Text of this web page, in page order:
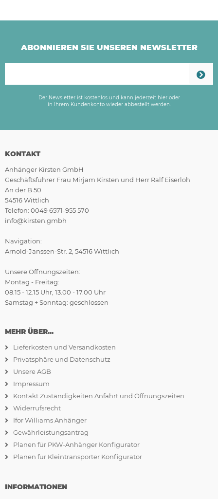
ABONNIEREN SIE UNSEREN NEWSLETTER
Der Newsletter ist kostenlos und kann jederzeit hier oder
in Ihrem Kundenkonto wieder abbestellt werden.
KONTAKT
Anhänger Kirsten GmbH
Geschäftsführer Frau Mirjam Kirsten und Herr Ralf Eiserloh
An der B 50
54516 Wittlich
Telefon: 0049 6571-955 570
info@kirsten.gmbh
Navigation:
Arnold-Janssen-Str. 2, 54516 Wittlich
Unsere Öffnungszeiten:
Montag - Freitag:
08.15 - 12.15 Uhr, 13.00 - 17.00 Uhr
Samstag + Sonntag: geschlossen
MEHR ÜBER...
Lieferkosten und Versandkosten
Privatsphäre und Datenschutz
Unsere AGB
Impressum
Kontakt Zuständigkeiten Anfahrt und Öffnungszeiten
Widerrufsrecht
Ifor Williams Anhänger
Gewährleistungsantrag
Planen für PKW-Anhänger Konfigurator
Planen für Kleintransporter Konfigurator
INFORMATIONEN